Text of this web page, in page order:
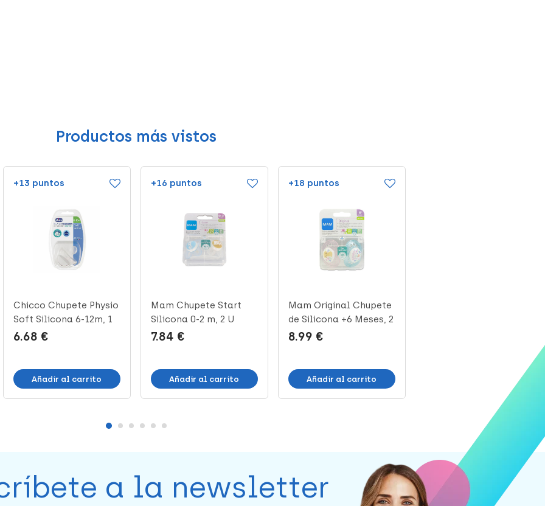
Productos más vistos
+13 puntos
Chicco Chupete Physio
Soft Silicona 6-12m, 1
Ud
6.68 €
Añadir al carrito
+16 puntos
Mam Chupete Start
Silicona 0-2 m, 2 U
7.84 €
Añadir al carrito
+18 puntos
Mam Original Chupete
de Silicona +6 Meses, 2
Uni...
8.99 €
Añadir al carrito
a la newsletter